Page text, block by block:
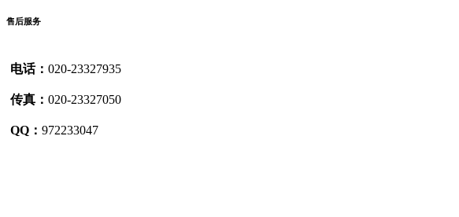
售后服务
电话： 020-23327935
传真： 020-23327050
QQ： 972233047